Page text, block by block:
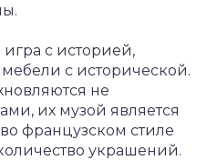
с историей,
с исторической.
не
их музой является
французском стиле
украшений.